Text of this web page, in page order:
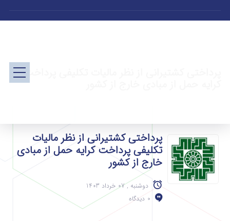
پرداختی کشتیرانی از نظر مالیات تکلیفی پرداخت
پرداختی کشتیرانی از نظر مالیات
تکلیفی پرداخت کرایه حمل از مبادی
خارج از کشور
دوشنبه , 07 خرداد 1403
0 دیدگاه